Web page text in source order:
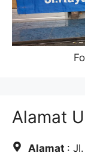
Alamat
Alamat :